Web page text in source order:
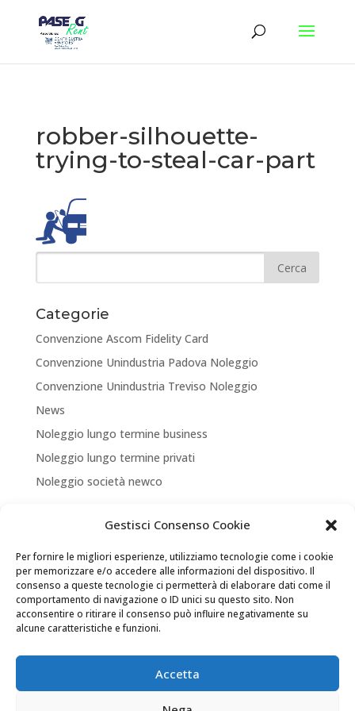
Gestisci Consenso Cookie
Per fornire le migliori esperienze, utilizziamo tecnologie come i cookie
per memorizzare e/o accedere alle informazioni del dispositivo. Il
consenso a queste tecnologie ci permetterà di elaborare dati come il
comportamento di navigazione o ID unici su questo sito. Non
acconsentire o ritirare il consenso può influire negativamente su
alcune caratteristiche e funzioni.
Accetta
robber-silhouette-
trying-to-steal-car-part
Categorie
Convenzione Ascom Fidelity Card
Convenzione Unindustria Padova Noleggio
Convenzione Unindustria Treviso Noleggio
News
Noleggio lungo termine business
Noleggio lungo termine privati
Noleggio società newco
Articoli recenti
ASSICURA LA TUA MOBILITA’
NEW LOCATION + NEW PARTNERSHIP
Convenzione Soci di UNINDUSTRIA PADOVA TREVISO
VENEZIA ROVIGO
Il tuo Partner per Soluzioni di Mobilità